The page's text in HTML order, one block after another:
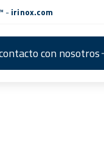
-irinox.com
con nosotros